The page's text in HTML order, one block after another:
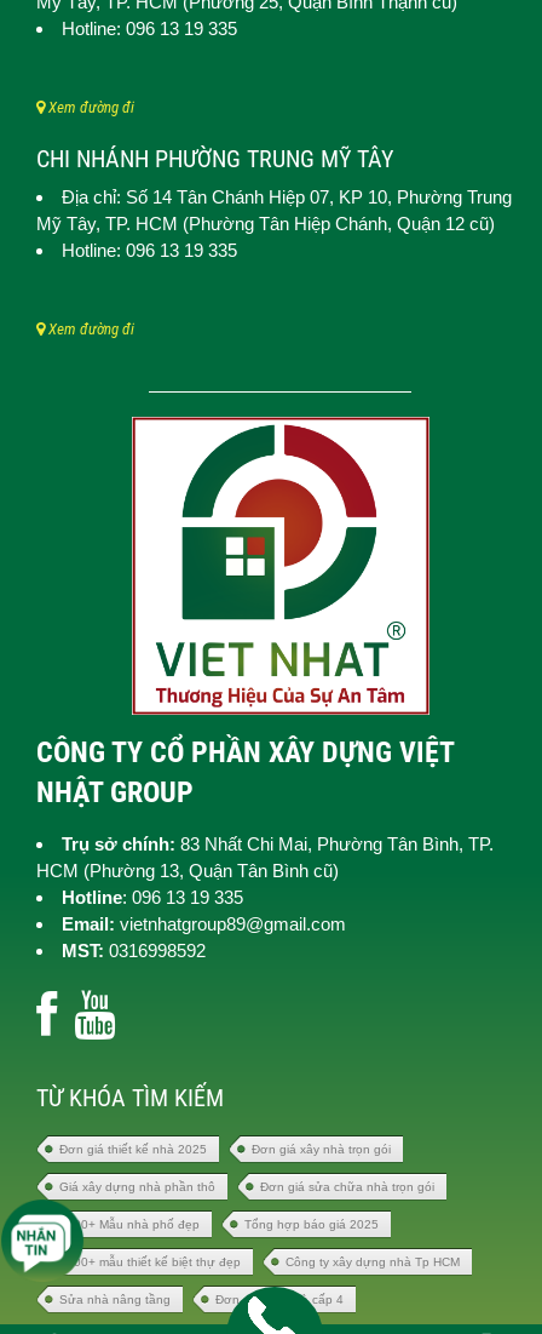
Hotline: 096 13 19 335
Xem đường đi
CHI NHÁNH PHƯỜNG TRUNG MỸ TÂY
Địa chỉ: Số 14 Tân Chánh Hiệp 07, KP 10, Phường Trung
Mỹ Tây, TP. HCM (Phường Tân Hiệp Chánh, Quận 12 cũ)
Hotline: 096 13 19 335
Xem đường đi
CÔNG TY CỔ PHẦN XÂY DỰNG VIỆT
NHẬT GROUP
Trụ sở chính: 83 Nhất Chi Mai, Phường Tân Bình, TP.
HCM (Phường 13, Quận Tân Bình cũ)
Hotline: 096 13 19 335
Email: vietnhatgroup89@gmail.com
MST: 0316998592
TỪ KHÓA TÌM KIẾM
Đơn giá thiết kế nhà 2025 Đơn giá xây nhà trọn gói
Giá xây dựng nhà phần thô Đơn giá sửa chữa nhà trọn gói
1000+ Mẫu nhà phố đẹp Tổng hợp báo giá 2025
1000+ mẫu thiết kế biệt thự đẹp Công ty xây dựng nhà Tp HCM
Sửa nhà nâng tầng Đơn giá xây nhà cấp 4